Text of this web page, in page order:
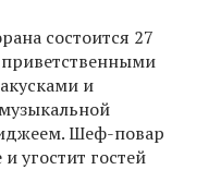
состоится 27
и
Шеф-повар
угостит гостей